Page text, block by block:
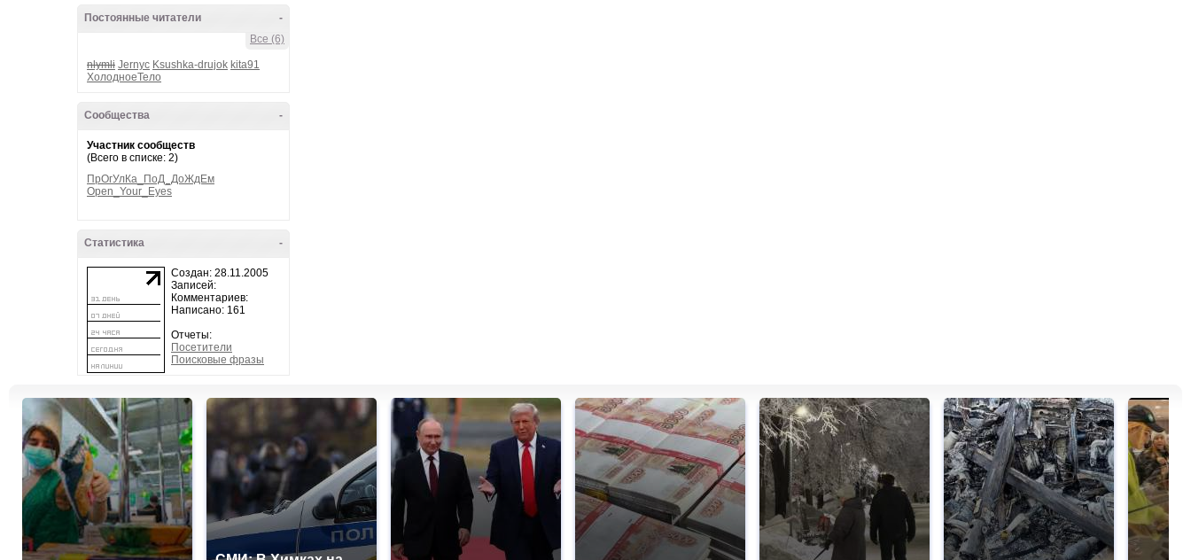
-
Постоянные читатели
Все (6)
nlymli Jernyc Ksushka-drujok kita91
ХолодноеТело
-
Сообщества
Участник сообществ
(Всего в списке: 2)
ПрОгУлКа_ПоД_ДоЖдЕм
Open_Your_Eyes
-
Статистика
Создан: 28.11.2005
Записей:
Комментариев:
Написано: 161
Отчеты:
Посетители
Поисковые фразы